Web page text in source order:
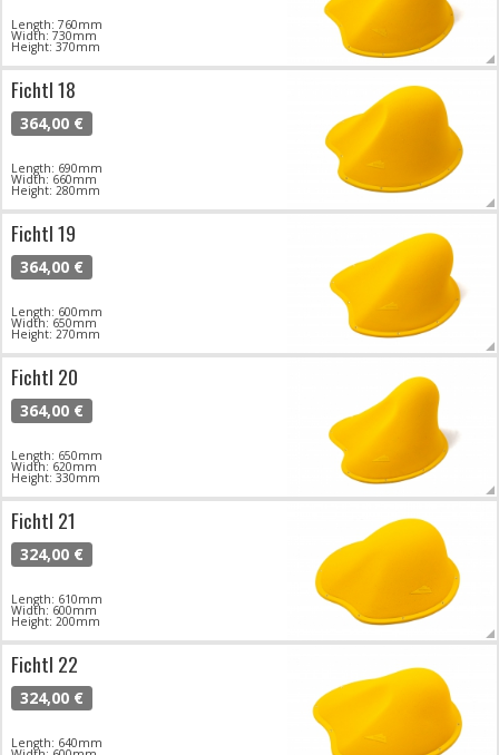
Length: 760mm
Width: 730mm
Height: 370mm
Fichtl 18
364,00 €
Length: 690mm
Width: 660mm
Height: 280mm
Fichtl 19
364,00 €
Length: 600mm
Width: 650mm
Height: 270mm
Fichtl 20
364,00 €
Length: 650mm
Width: 620mm
Height: 330mm
Fichtl 21
324,00 €
Length: 610mm
Width: 600mm
Height: 200mm
Fichtl 22
324,00 €
Length: 640mm